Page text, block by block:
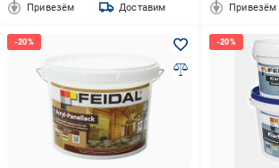
Привезём Доставим Привезём